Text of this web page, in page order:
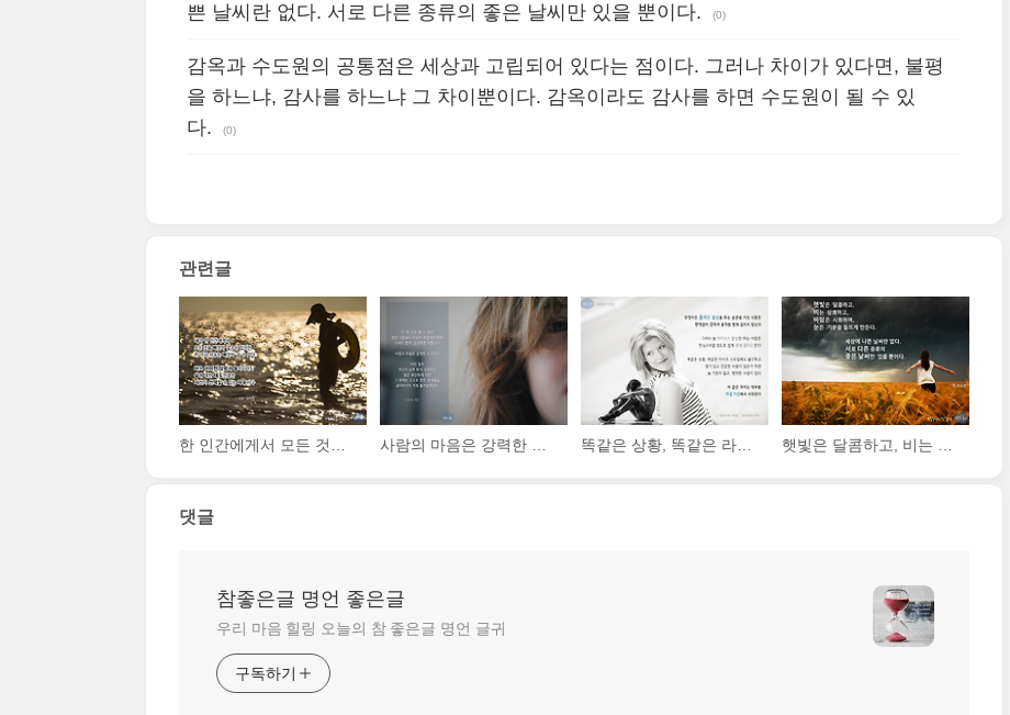
쁜 날씨란 없다. 서로 다른 종류의 좋은 날씨만 있을 뿐이다.
(0)
감옥과 수도원의 공통점은 세상과 고립되어 있다는 점이다. 그러나 차이가 있다면, 불평
을 하느냐, 감사를 하느냐 그 차이뿐이다. 감옥이라도 감사를 하면 수도원이 될 수 있
다.
(0)
관련글
똑같은 상황, 똑같은 라이프 스타일에도 불구하고 생기 있고 건강한 사람이 있는가 하면 늘 기운이 없고, 병약한 사람이 있다. 이 같은 차이는 대부분 마음가짐에서 시작된다.
댓글
참좋은글 명언 좋은글
우리 마음 힐링 오늘의 참 좋은글 명언 글귀
구독하기